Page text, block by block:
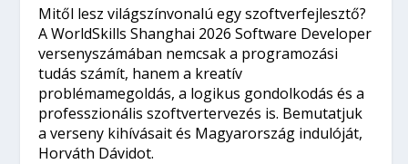
Mitől lesz világszínvonalú egy szoftverfejlesztő?
A WorldSkills Shanghai 2026 Software Developer
versenyszámában nemcsak a programozási
tudás számít, hanem a kreatív
problémamegoldás, a logikus gondolkodás és a
professzionális szoftvertervezés is. Bemutatjuk
a verseny kihívásait és Magyarország indulóját,
Horváth Dávidot.